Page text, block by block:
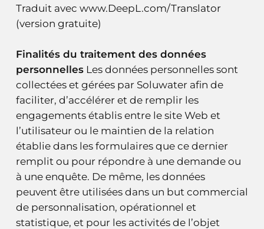
Traduit avec www.DeepL.com/Translator
(version gratuite)
Finalités du traitement des données
personnellesLes données personnelles sont
collectées et gérées par Soluwater afin de
faciliter, d’accélérer et de remplir les
engagements établis entre le site Web et
l’utilisateur ou le maintien de la relation
établie dans les formulaires que ce dernier
remplit ou pour répondre à une demande ou
à une enquête. De même, les données
peuvent être utilisées dans un but commercial
de personnalisation, opérationnel et
statistique, et pour les activités de l’objet